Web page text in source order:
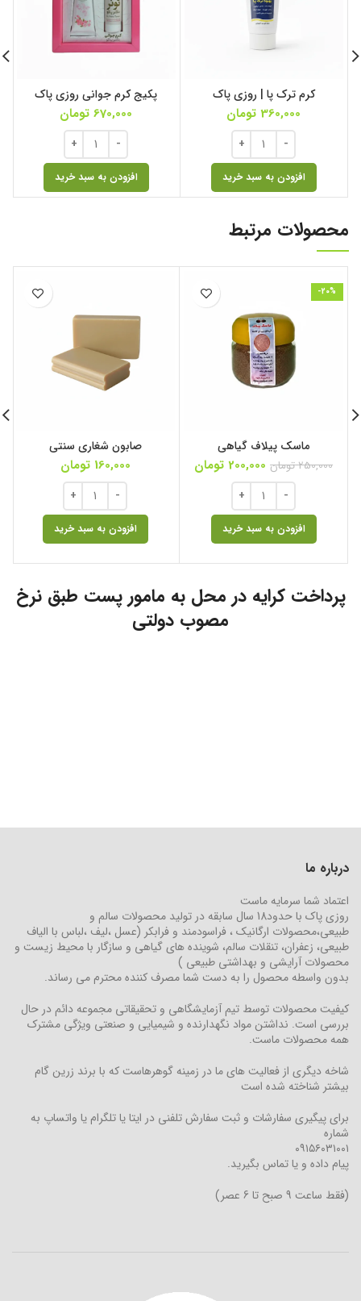
کرم ترک پا | روزی پاک
360,000 تومان
افزودن به سبد خرید
پکیج کرم جوانی روزی پاک
670,000 تومان
افزودن به سبد خرید
محصولات مرتبط
-20%
ماسک پیلاف گیاهی
250,000تومان قیمت
اصلی
بود.
200,000 تومانقیمت
افزودن به سبد خرید
صابون شغاری سنتی
160,000 تومان
افزودن به سبد خرید
پرداخت کرایه در محل به مامور پست طبق نرخ
مصوب دولتی
درباره ما
اعتماد شما سرمایه ماست
روزی پاک با حدود18 سال سابقه در تولید محصولات سالم و
طبیعی،محصولات ارگانیک ، فراسودمند و فرابکر (عسل ،لیف ،لباس با الیاف
طبیعی، زعفران، تنقلات سالم، شوینده های گیاهی و سازگار با محیط زیست و
محصولات آرایشی و بهداشتی طبیعی )
بدون واسطه محصول را به دست شما مصرف کننده محترم می رساند.
کیفیت محصولات توسط تیم آزمایشگاهی و تحقیقاتی مجموعه دائم در حال
بررسی است. نداشتن مواد نگهدارنده و شیمیایی و صنعتی ویژگی مشترک
همه محصولات ماست.
شاخه دیگری از فعالیت های ما در زمینه گوهرهاست که با برند زرین گام
بیشتر شناخته شده است
برای پیگیری سفارشات و ثبت سفارش تلفنی در ایتا یا تلگرام یا واتساپ به
شماره
۰۹۱۵۶۰۳۱۰۰۱
پیام داده و یا تماس بگیرید.
(فقط ساعت 9 صبح تا 6 عصر)